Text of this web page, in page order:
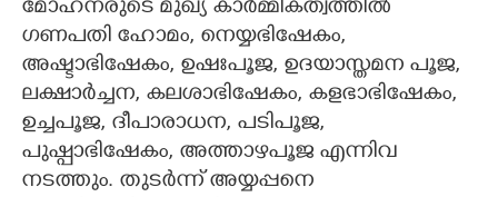
LITERATURE
മോഹനരുടെ മുഖ്യ കാർമ്മികത്വത്തിൽ
ഗണപതി ഹോമം,​ നെയ്യഭിഷേകം,
അഷ്ടാഭിഷേകം, ഉഷഃപൂജ, ഉദയാസ്തമന പൂജ,
ലക്ഷാർച്ചന, കലശാഭിഷേകം, കളഭാഭിഷേകം,
ഉച്ചപൂജ, ദീപാരാധന, പടിപൂജ,
പുഷ്പാഭിഷേകം, അത്താഴപൂജ എന്നിവ
നടത്തും. തുടർന്ന് അയ്യപ്പനെ